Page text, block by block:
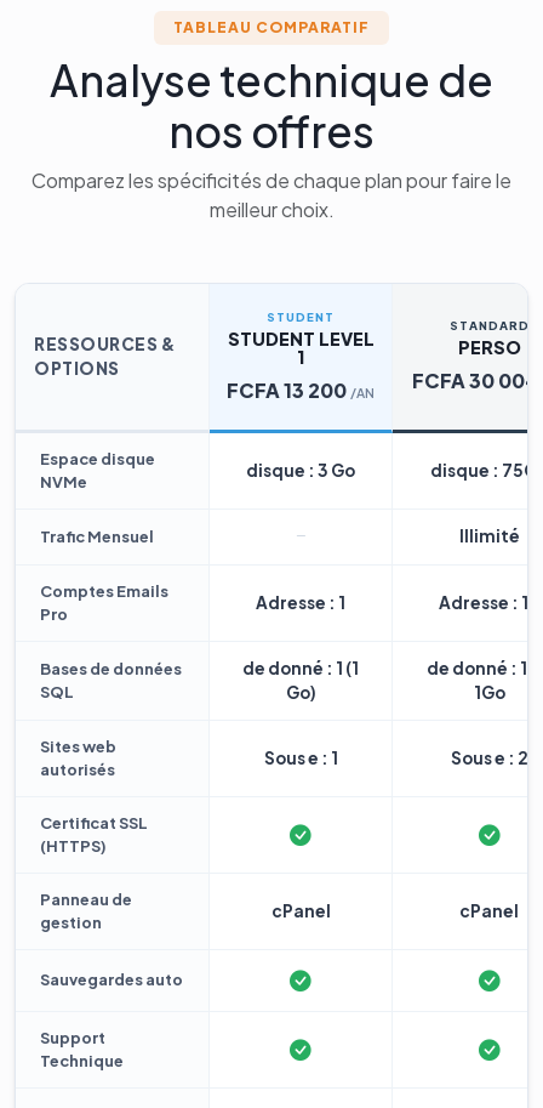
TABLEAU COMPARATIF
Analyse technique de
nos offres
Comparez les spécificités de chaque plan pour faire le
meilleur choix.
RESSOURCES &
OPTIONS
STUDENT
STUDENT LEVEL
1
FCFA 13 200 /AN
STANDARD
PERSO
FCFA 30 004
Espace disque
NVMe
disque : 3 Go disque :
Trafic Mensuel Illimité
Comptes Emails
Pro
Adresse : 1 Adresse : 10
Bases de données
SQL
de donné : 1 (1
Go)
de donné : 1
1Go
Sites web
autorisés
Sous e : 1 Sous e : 2
Certificat SSL
(HTTPS)
Panneau de
gestion
cPanel cPanel
Sauvegardes auto
Support
Technique